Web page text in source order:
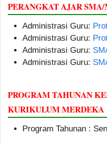
PERANGKAT AJAR
Administrasi Guru:
Administrasi Guru:
Administrasi Guru:
Administrasi Guru:
PROGRAM TAHUNAN
KURIKULUM MERDEKA
Program Tahunan :